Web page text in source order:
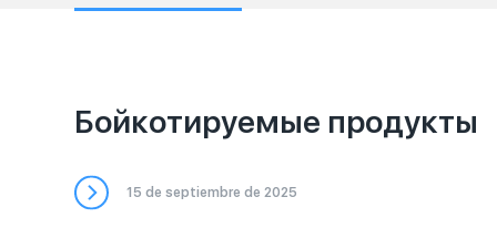
Бойкотируемые продукты
15 de septiembre de 2025